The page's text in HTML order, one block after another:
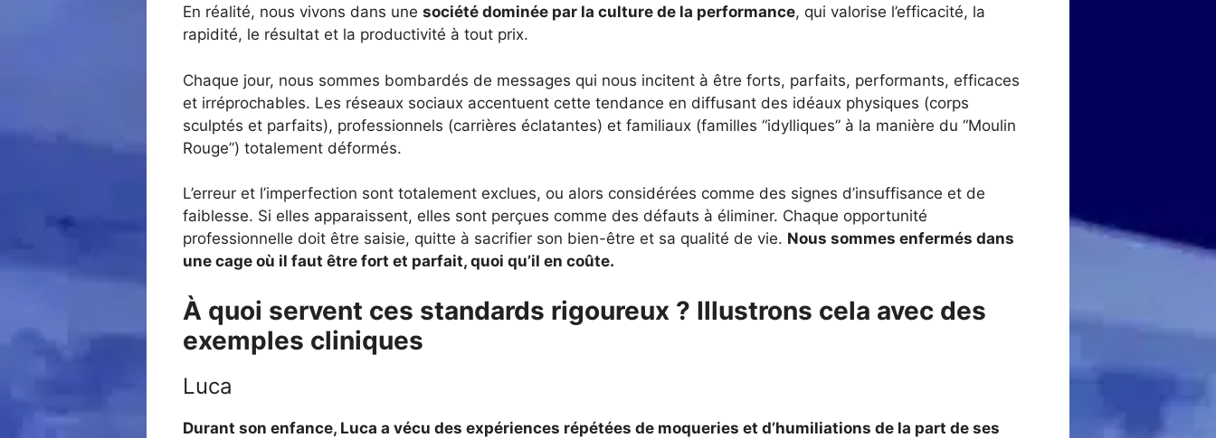
En réalité, nous vivons dans une société dominée par la culture de la performance, qui valorise l’efficacité, la
rapidité, le résultat et la productivité à tout prix.
Chaque jour, nous sommes bombardés de messages qui nous incitent à être forts, parfaits, performants, efficaces
et irréprochables. Les réseaux sociaux accentuent cette tendance en diffusant des idéaux physiques (corps
sculptés et parfaits), professionnels (carrières éclatantes) et familiaux (familles “idylliques” à la manière du “Moulin
Rouge”) totalement déformés.
L’erreur et l’imperfection sont totalement exclues, ou alors considérées comme des signes d’insuffisance et de
faiblesse. Si elles apparaissent, elles sont perçues comme des défauts à éliminer. Chaque opportunité
professionnelle doit être saisie, quitte à sacrifier son bien-être et sa qualité de vie. Nous sommes enfermés dans
une cage où il faut être fort et parfait, quoi qu’il en coûte.
À quoi servent ces standards rigoureux ? Illustrons cela avec des
exemples cliniques
Luca
Durant son enfance, Luca a vécu des expériences répétées de moqueries et d’humiliations de la part de ses